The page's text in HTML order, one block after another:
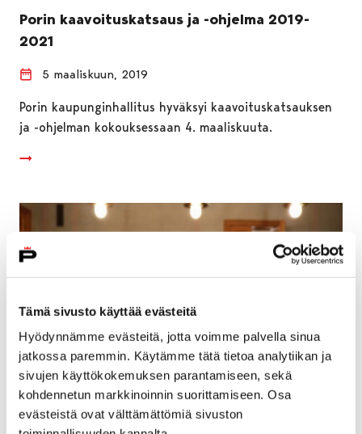
Tämä sivusto käyttää evästeitä
Hyödynnämme evästeitä, jotta voimme palvella sinua
jatkossa paremmin. Käytämme tätä tietoa analytiikan ja
sivujen käyttökokemuksen parantamiseen, sekä
kohdennetun markkinoinnin suorittamiseen. Osa
evästeistä ovat välttämättömiä sivuston
Porin kaavoituskatsaus ja -ohjelma 2019-
2021
5 maaliskuun, 2019
Porin kaupunginhallitus hyväksyi kaavoituskatsauksen
ja -ohjelman kokouksessaan 4. maaliskuuta.
Kaupunginhallitus palautti